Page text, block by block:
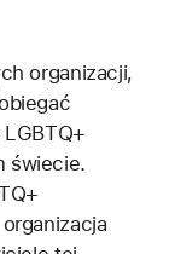
organizacji,
świecie.